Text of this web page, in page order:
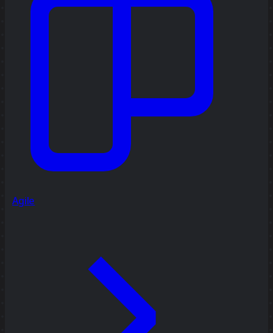
Agile